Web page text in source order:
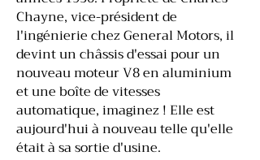
Chayne, vice-président de
l'ingénierie chez General Motors, il
devint un châssis d'essai pour un
nouveau moteur V8 en aluminium
et une boîte de vitesses
automatique, imaginez ! Elle est
aujourd'hui à nouveau telle qu'elle
était à sa sortie d'usine.